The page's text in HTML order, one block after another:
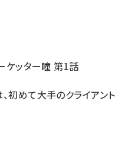
ケッター瞳 第1話
初めて大手のクライアン